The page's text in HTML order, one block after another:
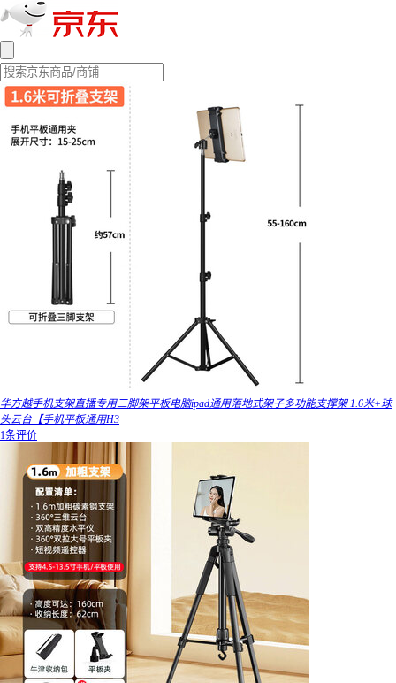
华方越手机支架直播专用三脚架平板电脑ipad通用落地式架子多功能支撑架 1.6米+球
头云台【手机平板通用H3
1条评价